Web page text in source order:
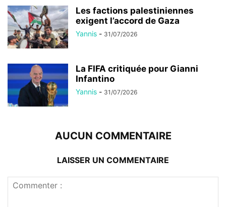
Les factions palestiniennes
exigent l’accord de Gaza
Yannis - 31/07/2026
La FIFA critiquée pour Gianni
Infantino
Yannis - 31/07/2026
AUCUN COMMENTAIRE
LAISSER UN COMMENTAIRE